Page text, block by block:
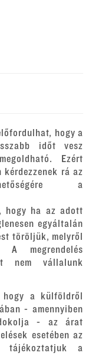
hogy a
időt vesz
Ezért
rá az
a
hogy ha az adott
egyáltalán
töröljük, melyről
A megrendelés
nem vállalunk
a külföldről
- amennyiben
- az árat
esetében az
tájékoztatjuk a